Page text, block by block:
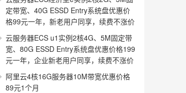
定带宽、40G ESSD Entry系统盘优惠价
格99元一年，新老用户同享，续费不涨价
云服务器ECS u1实例2核4G、5M固定带
宽、80G ESSD Entry系统盘优惠价格199
元一年，企业新老用户同享，续费不涨价
阿里云4核16G服务器10M带宽优惠价格
89元1个月